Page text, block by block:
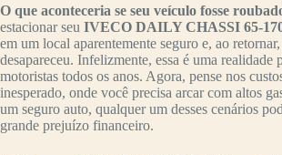
O que aconteceria se seu veículo fosse
estacionar seu IVECO DAILY CHASSI 65-
em um local aparentemente seguro e, ao
desapareceu. Infelizmente, essa é uma realidade
motoristas todos os anos. Agora, pense nos
inesperado, onde você precisa arcar com altos
um seguro auto, qualquer um desses cenários
grande prejuízo financeiro.